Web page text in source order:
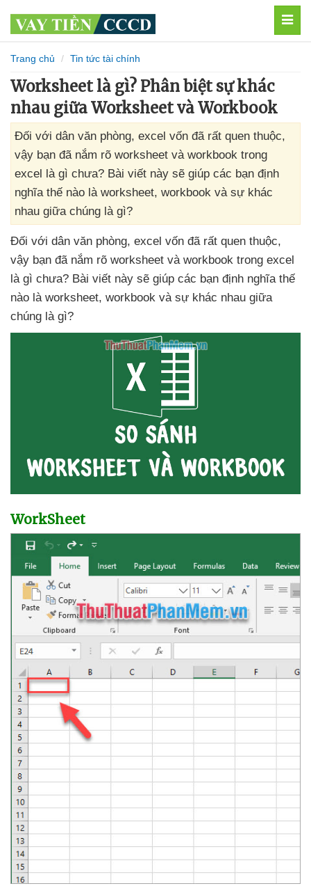
Trang chủ Tin tức tài chính
Worksheet là gì? Phân biệt sự khác
nhau giữa Worksheet và Workbook
Đối với dân văn phòng, excel vốn đã rất quen thuộc,
vậy bạn đã nắm rõ worksheet và workbook trong
excel là gì chưa? Bài viết này sẽ giúp các bạn định
nghĩa thế nào là worksheet, workbook và sự khác
nhau giữa chúng là gì?
Đối với dân văn phòng, excel vốn đã rất quen thuộc,
vậy bạn đã nắm rõ worksheet và workbook trong excel
là gì chưa? Bài viết này sẽ giúp các bạn định nghĩa thế
nào là worksheet, workbook và sự khác nhau giữa
chúng là gì?
WorkSheet